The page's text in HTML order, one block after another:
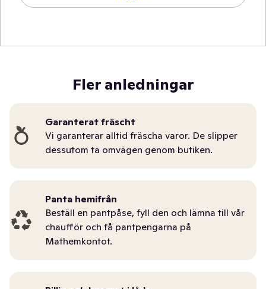
Fler anledningar
Garanterat fräscht
Vi garanterar alltid fräscha varor. De slipper
dessutom ta omvägen genom butiken.
Panta hemifrån
Beställ en pantpåse, fyll den och lämna till vår
chaufför och få pantpengarna på
Mathemkontot.